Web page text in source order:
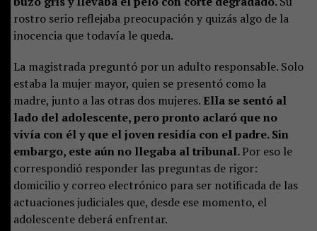
rostro serio reflejaba preocupación y quizás algo de la
inocencia que todavía le queda.
La magistrada preguntó por un adulto responsable. Solo
estaba la mujer mayor, quien se presentó como la
madre, junto a las otras dos mujeres. Ella se sentó al
lado del adolescente, pero pronto aclaró que no
vivía con él y que el joven residía con el padre. Sin
embargo, este aún no llegaba al tribunal.Por eso le
correspondió responder las preguntas de rigor:
domicilio y correo electrónico para ser notificada de las
actuaciones judiciales que, desde ese momento, el
adolescente deberá enfrentar.